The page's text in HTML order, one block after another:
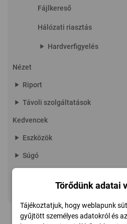
Fájlkereső
Hálózati riasztás
play_arrow Hardverfigyelés
Nézet
play_arrow Riport
play_arrow Távoli szolgáltatások
Kedvencek
play_arrow Eszközök
play_arrow Súgó
Linux ExtensionTörődünk adatai
Tájékoztatjuk, hogy weblapunk
gyűjtött személyes adatokról és